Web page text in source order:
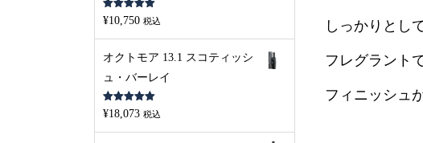
しっかりとし
フレグラント
フィニッシュ
5段階中5.00
の評価
¥10,750 税込
オクトモア 13.1 スコティッシ
ュ・バーレイ
5段階中5.00
の評価
¥18,073 税込